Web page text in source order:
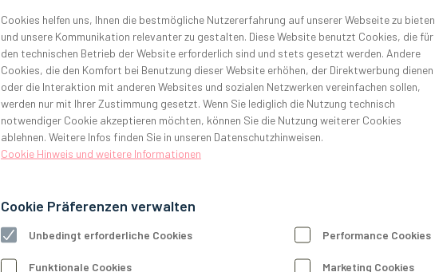
Cookies helfen uns, Ihnen die bestmögliche Nutzererfahrung auf unserer Webseite zu bieten
und unsere Kommunikation relevanter zu gestalten. Diese Website benutzt Cookies, die für
den technischen Betrieb der Website erforderlich sind und stets gesetzt werden. Andere
Cookies, die den Komfort bei Benutzung dieser Website erhöhen, der Direktwerbung dienen
oder die Interaktion mit anderen Websites und sozialen Netzwerken vereinfachen sollen,
werden nur mit Ihrer Zustimmung gesetzt. Wenn Sie lediglich die Nutzung technisch
notwendiger Cookie akzeptieren möchten, können Sie die Nutzung weiterer Cookies
ablehnen. Weitere Infos finden Sie in unseren Datenschutzhinweisen.
Cookie Hinweis und weitere Informationen
Cookie Präferenzen verwalten
Unbedingt erforderliche Cookies Performance Cookies
Funktionale Cookies Marketing Cookies